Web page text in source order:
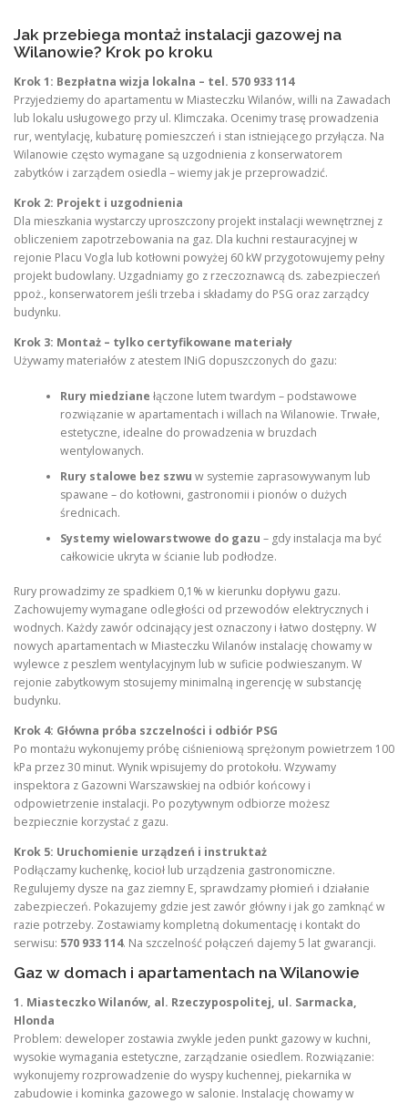
Jak przebiega montaż instalacji gazowej na
Wilanowie? Krok po kroku
Krok 1: Bezpłatna wizja lokalna – tel. 570 933 114
Przyjedziemy do apartamentu w Miasteczku Wilanów, willi na Zawadach
lub lokalu usługowego przy ul. Klimczaka. Ocenimy trasę prowadzenia
rur, wentylację, kubaturę pomieszczeń i stan istniejącego przyłącza. Na
Wilanowie często wymagane są uzgodnienia z konserwatorem
zabytków i zarządem osiedla – wiemy jak je przeprowadzić.
Krok 2: Projekt i uzgodnienia
Dla mieszkania wystarczy uproszczony projekt instalacji wewnętrznej z
obliczeniem zapotrzebowania na gaz. Dla kuchni restauracyjnej w
rejonie Placu Vogla lub kotłowni powyżej 60 kW przygotowujemy pełny
projekt budowlany. Uzgadniamy go z rzeczoznawcą ds. zabezpieczeń
ppoż., konserwatorem jeśli trzeba i składamy do PSG oraz zarządcy
budynku.
Krok 3: Montaż – tylko certyfikowane materiały
Używamy materiałów z atestem INiG dopuszczonych do gazu:
Rury miedziane łączone lutem twardym – podstawowe
rozwiązanie w apartamentach i willach na Wilanowie. Trwałe,
estetyczne, idealne do prowadzenia w bruzdach
wentylowanych.
Rury stalowe bez szwu w systemie zaprasowywanym lub
spawane – do kotłowni, gastronomii i pionów o dużych
średnicach.
Systemy wielowarstwowe do gazu – gdy instalacja ma być
całkowicie ukryta w ścianie lub podłodze.
Rury prowadzimy ze spadkiem 0,1% w kierunku dopływu gazu.
Zachowujemy wymagane odległości od przewodów elektrycznych i
wodnych. Każdy zawór odcinający jest oznaczony i łatwo dostępny. W
nowych apartamentach w Miasteczku Wilanów instalację chowamy w
wylewce z peszlem wentylacyjnym lub w suficie podwieszanym. W
rejonie zabytkowym stosujemy minimalną ingerencję w substancję
budynku.
Krok 4: Główna próba szczelności i odbiór PSG
Po montażu wykonujemy próbę ciśnieniową sprężonym powietrzem 100
kPa przez 30 minut. Wynik wpisujemy do protokołu. Wzywamy
inspektora z Gazowni Warszawskiej na odbiór końcowy i
odpowietrzenie instalacji. Po pozytywnym odbiorze możesz
bezpiecznie korzystać z gazu.
Krok 5: Uruchomienie urządzeń i instruktaż
Podłączamy kuchenkę, kocioł lub urządzenia gastronomiczne.
Regulujemy dysze na gaz ziemny E, sprawdzamy płomień i działanie
zabezpieczeń. Pokazujemy gdzie jest zawór główny i jak go zamknąć w
razie potrzeby. Zostawiamy kompletną dokumentację i kontakt do
serwisu: 570 933 114. Na szczelność połączeń dajemy 5 lat gwarancji.
Gaz w domach i apartamentach na Wilanowie
1. Miasteczko Wilanów, al. Rzeczypospolitej, ul. Sarmacka,
Hlonda
Problem: deweloper zostawia zwykle jeden punkt gazowy w kuchni,
wysokie wymagania estetyczne, zarządzanie osiedlem. Rozwiązanie:
wykonujemy rozprowadzenie do wyspy kuchennej, piekarnika w
zabudowie i kominka gazowego w salonie. Instalację chowamy w